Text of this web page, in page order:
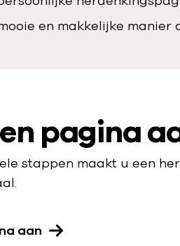
en makkelijke manier
pagina
stappen maakt u een
aan